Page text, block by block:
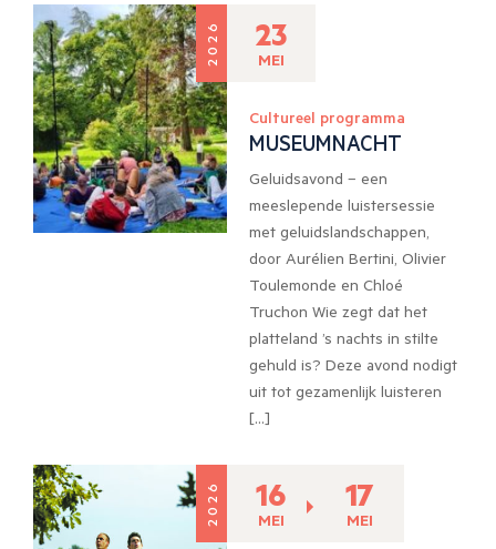
2026 23
MEI
Cultureel programma
MUSEUMNACHT
Geluidsavond – een
meeslepende luistersessie
met geluidslandschappen,
door Aurélien Bertini, Olivier
Toulemonde en Chloé
Truchon Wie zegt dat het
platteland ’s nachts in stilte
gehuld is? Deze avond nodigt
uit tot gezamenlijk luisteren
[…]
2026 16
MEI
17
MEI